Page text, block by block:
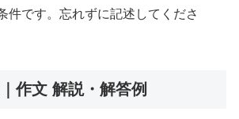
件です。忘れずに記述してくださ
作文 解説・解答例